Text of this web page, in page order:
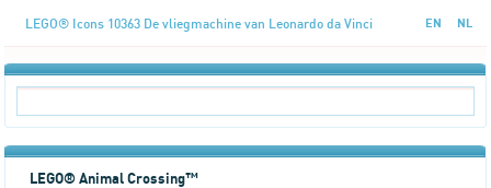
LEGO® Icons 10363 De vliegmachine van Leonardo da Vinci EN NL
LEGO® Animal Crossing™